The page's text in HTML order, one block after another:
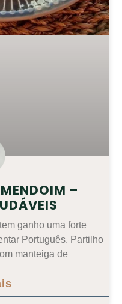
–
ganho uma forte
Português. Partilho
manteiga de